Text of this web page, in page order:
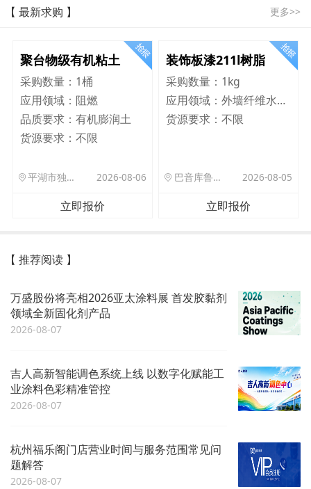
【 最新求购 】 更多>>
聚台物级有机粘土
采购数量： 1桶
应用领域： 阻燃
品质要求： 有机膨润土
货源要求： 不限
平湖市独山港镇集港路 589 号 2026-08-06
立即报价
装饰板漆211l树脂
采购数量： 1kg
应用领域：
外墙纤维水泥板
货源要求：不限
巴音库鲁提镇,托帕口岸六号库房 2026-08-05
立即报价
【 推荐阅读 】
万盛股份将亮相2026亚太涂料展 首发胶黏剂
领域全新固化剂产品
2026-08-07
吉人高新智能调色系统上线 以数字化赋能工
业涂料色彩精准管控
2026-08-07
杭州福乐阁门店营业时间与服务范围常见问
题解答
2026-08-07